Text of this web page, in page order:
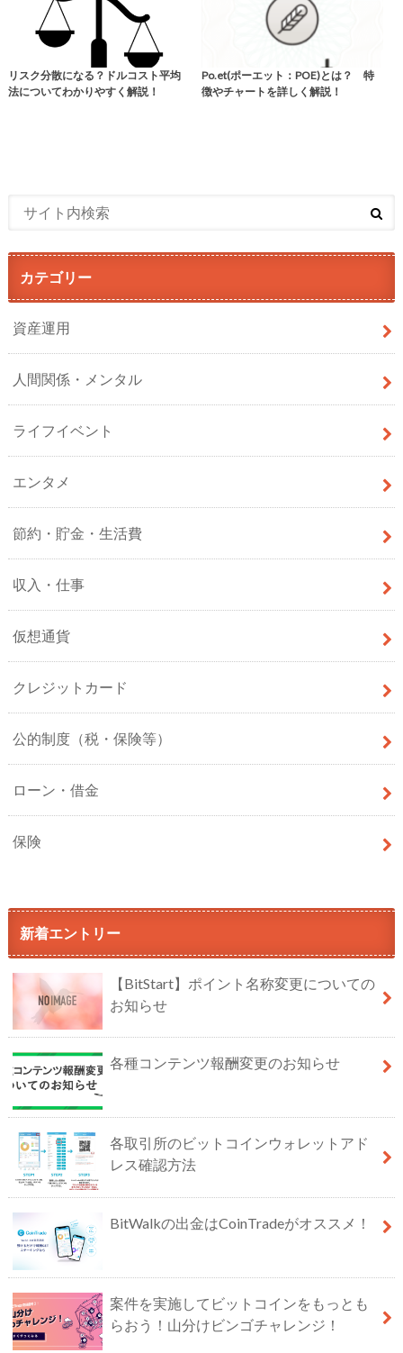
リスク分散になる？ドルコスト平均
法についてわかりやすく解説！
Po.et(ポーエット：POE)とは？ 特
徴やチャートを詳しく解説！
カテゴリー
資産運用
人間関係・メンタル
ライフイベント
エンタメ
節約・貯金・生活費
収入・仕事
仮想通貨
クレジットカード
公的制度（税・保険等）
ローン・借金
保険
新着エントリー
【BitStart】ポイント名称変更についての
お知らせ
各種コンテンツ報酬変更のお知らせ
各取引所のビットコインウォレットアド
レス確認方法
BitWalkの出金はCoinTradeがオススメ！
案件を実施してビットコインをもっとも
らおう！山分けビンゴチャレンジ！